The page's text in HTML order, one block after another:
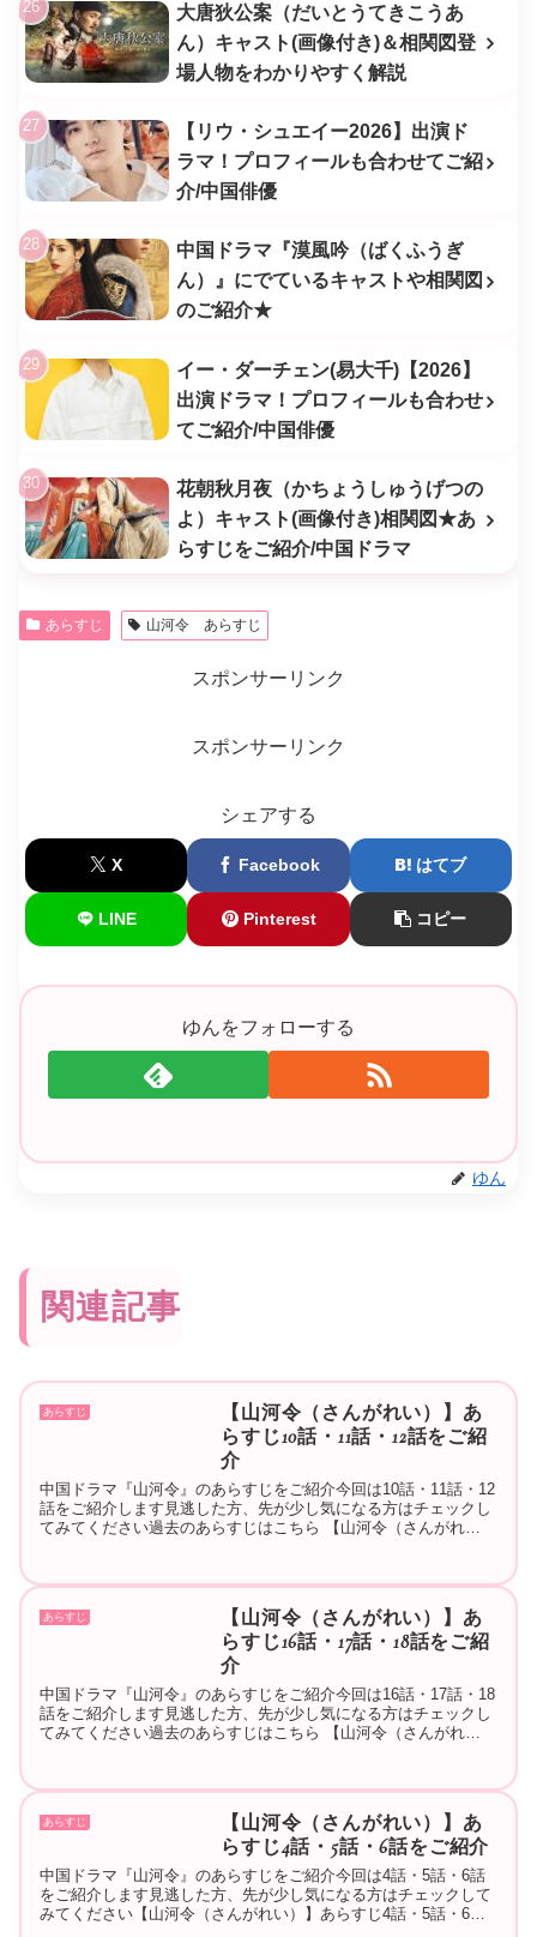
大唐狄公案（だいとうてきこうあ
ん）キャスト(画像付き)＆相関図登
場人物をわかりやすく解説
【リウ・シュエイー2026】出演ド
ラマ！プロフィールも合わせてご紹
介/中国俳優
中国ドラマ『漠風吟（ばくふうぎ
ん）』にでているキャストや相関図
のご紹介★
イー・ダーチェン(易大千)【2026】
出演ドラマ！プロフィールも合わせ
てご紹介/中国俳優
花朝秋月夜（かちょうしゅうげつの
よ）キャスト(画像付き)相関図★あ
らすじをご紹介/中国ドラマ
あらすじ 山河令 あらすじ
スポンサーリンク
スポンサーリンク
シェアする
X Facebook はてブ
LINE Pinterest コピー
ゆんをフォローする
ゆん
関連記事
あらすじ
【山河令（さんがれい）】あ
らすじ10話・11話・12話をご紹
介
中国ドラマ『山河令』のあらすじをご紹介今回は10話・11話・12
話をご紹介します見逃した方、先が少し気になる方はチェックし
てみてください過去のあらすじはこちら 【山河令（さんがれ
あらすじ
【山河令（さんがれい）】あ
らすじ16話・17話・18話をご紹
介
中国ドラマ『山河令』のあらすじをご紹介今回は16話・17話・18
話をご紹介します見逃した方、先が少し気になる方はチェックし
てみてください過去のあらすじはこちら 【山河令（さんがれ
あらすじ
【山河令（さんがれい）】あ
らすじ4話・5話・6話をご紹介
中国ドラマ『山河令』のあらすじをご紹介今回は4話・5話・6話
をご紹介します見逃した方、先が少し気になる方はチェックして
みてください【山河令（さんがれい）】あらすじ4話・5話・6話